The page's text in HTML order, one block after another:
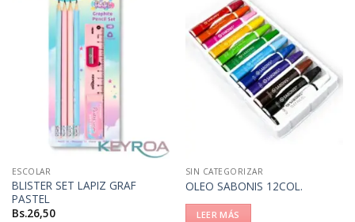
ESCOLAR
BLISTER SET LAPIZ GRAF
PASTEL
Bs.26,50
SIN CATEGORIZAR
OLEO SABONIS 12COL.
LEER MÁS